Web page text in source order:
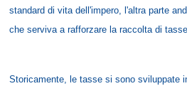
standard di vita dell'impero, l'altra parte
che serviva a rafforzare la raccolta di tasse.
Storicamente, le tasse si sono sviluppate